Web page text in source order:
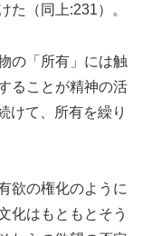
た（同上:231）。
の「所有」には触
ることが精神の活
けて、所有を繰り
欲の権化のように
化はもともとそう